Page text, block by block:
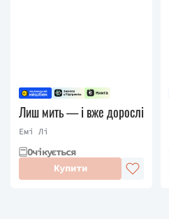
Лиш мить — і вже дорослі
Емі Лі
Очікується
Купити